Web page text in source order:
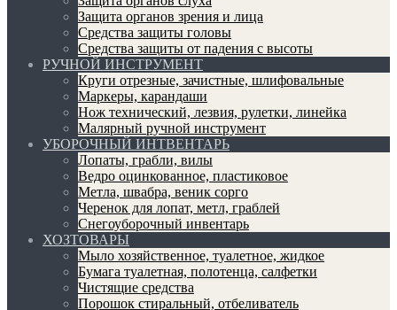
Защита органов зрения и лица
Средства защиты головы
Средства защиты от падения с высоты
РУЧНОЙ ИНСТРУМЕНТ
Круги отрезные, зачистные, шлифовальные
Маркеры, карандаши
Нож технический, лезвия, рулетки, линейка
Малярный ручной инструмент
УБОРОЧНЫЙ ИНТВЕНТАРЬ
Лопаты, грабли, вилы
Ведро оцинкованное, пластиковое
Метла, швабра, веник сорго
Черенок для лопат, метл, граблей
Снегоуборочный инвентарь
ХОЗТОВАРЫ
Мыло хозяйственное, туалетное, жидкое
Бумага туалетная, полотенца, салфетки
Чистящие средства
Порошок стиральный, отбеливатель